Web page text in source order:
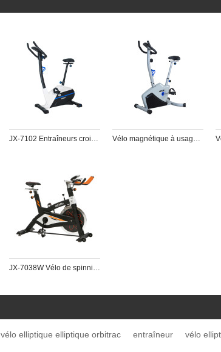
JX-7102 Entraîneurs croisés à usage domestique Vélo magnétique à usage domestique JX-7101
JX-7038W Vélo de spinning à usage domestique
vélo elliptique elliptique orbitrac entraîneur vélo